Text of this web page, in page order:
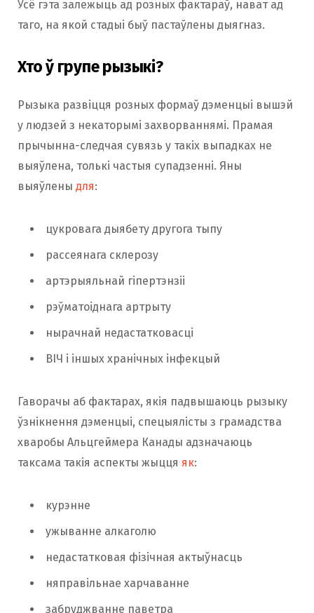
Усё гэта залежыць ад розных фактараў, нават ад
таго, на якой стадыі быў пастаўлены дыягназ.
Хто ў групе рызыкі?
Рызыка развіцця розных формаў дэменцыі вышэй
у людзей з некаторымі захворваннямі. Прамая
прычынна-следчая сувязь у такіх выпадках не
выяўлена, толькі частыя супадзенні. Яны
выяўлены для:
цукровага дыябету другога тыпу
рассеянага склерозу
артэрыяльнай гіпертэнзіі
рэўматоіднага артрыту
нырачнай недастатковасці
ВІЧ і іншых хранічных інфекцый
Гаворачы аб фактарах, якія падвышаюць рызыку
ўзнікнення дэменцыі, спецыялісты з грамадства
хваробы Альцгеймера Канады адзначаюць
таксама такія аспекты жыцця як:
курэнне
ужыванне алкаголю
недастатковая фізічная актыўнасць
няправільнае харчаванне
забруджванне паветра